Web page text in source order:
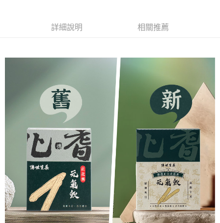
2.付款方式選擇「大哥付你分期」，訂單成立後會自動跳轉到大哥付的交易
流程，驗證手機門號後，選擇欲分期的期數、繳款截止日，確認付款後即完
4.訂單成立30分鐘內，如未前往確認交易或遇審核未通過，訂單將自動取
消。如遇「轉專審核」未通過狀況，表示未達大哥付你分期系統評分，恕無
【繳款方式說明】
1.分期款項不併入電信帳單，「大哥付你分期」於每月結算日後寄送繳費提
2.透過簡訊連結打開帳單後，可選擇「超商條碼／台灣大直營門市／銀行轉
帳／街口支付／iPASS MONEY」等通路繳費。
【注意事項】
1.本服務係由「台灣大哥大股份有限公司」（以下簡稱本公司）所提供，讓
用戶於交易時，得透過本服務購買商品或服務，並由商店將買賣／分期付款
買賣價金債權讓與本公司後，依約使用本公司帳單繳交帳款。
2.基於同意付款使用「大哥付你分期」之契約關係目的，商店將以您的個人
資料（包含姓名、電話或地址）提供予台灣大哥大進項蒐集、處理及利用，
由本公司與您本人進行分期帳單所需資料之確認、核對及更正。
3.完整用戶服務條款，請詳閱以下連結：
https://oppay.tw/userRule
付款後全家取貨
萊爾富取貨付款
付款後萊爾富取貨
免運費
7-11取貨付款
免運費
詳細說明 相關推薦